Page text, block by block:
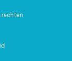
rechten